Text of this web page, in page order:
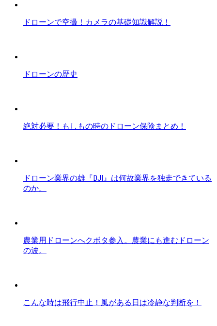
ドローンで空撮！カメラの基礎知識解説！
ドローンの歴史
絶対必要！もしもの時のドローン保険まとめ！
ドローン業界の雄『DJI』は何故業界を独走できている
のか。
農業用ドローンへクボタ参入。農業にも進むドローン
の波。
こんな時は飛行中止！風がある日は冷静な判断を！